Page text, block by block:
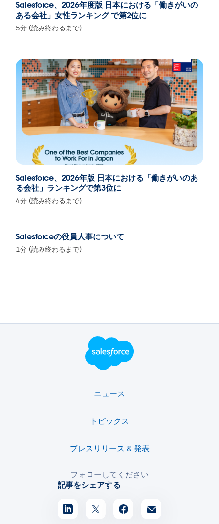
Salesforce、2026年度版 日本における「働きがいの
ある会社」女性ランキング で第2位に
5分 (読み終わるまで)
Salesforce、2026年版 日本における「働きがいのあ
る会社」ランキングで第3位に
4分 (読み終わるまで)
Salesforceの役員人事について
1分 (読み終わるまで)
フッター・ロゴ
ニュース
トピックス
プレスリリース & 発表
フォローしてください
記事をシェアする